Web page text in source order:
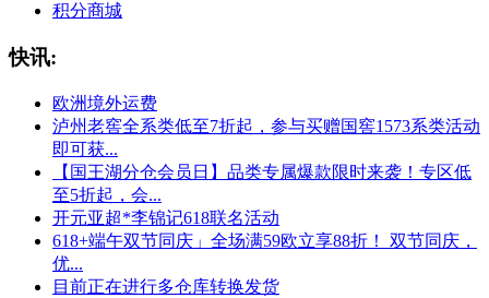
积分商城
快讯:
欧洲境外运费
泸州老窖全系类低至7折起，参与买赠国窖1573系类活动
即可获...
【国王湖分仓会员日】品类专属爆款限时来袭！专区低
至5折起，会...
开元亚超*李锦记618联名活动
618+端午双节同庆」全场满59欧立享88折！ 双节同庆，
优...
目前正在进行多仓库转换发货